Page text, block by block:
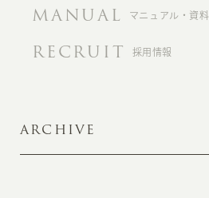
MANUAL マニュアル・資料
RECRUIT 採用情報
ARCHIVE